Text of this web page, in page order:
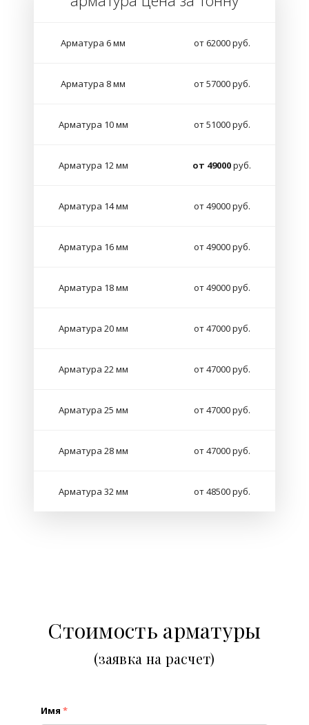
Арматура 6 мм от 62000 руб.
Арматура 8 мм от 57000 руб.
Арматура 10 мм от 51000 руб.
Арматура 12 мм от 49000руб.
Арматура 14 мм от 49000 руб.
Арматура 16 мм от 49000 руб.
Арматура 18 мм от 49000 руб.
Арматура 20 мм от 47000 руб.
Арматура 22 мм от 47000 руб.
Арматура 25 мм от 47000 руб.
Арматура 28 мм от 47000 руб.
Арматура 32 мм от 48500 руб.
Стоимость арматуры
(заявка на расчет)
Имя *